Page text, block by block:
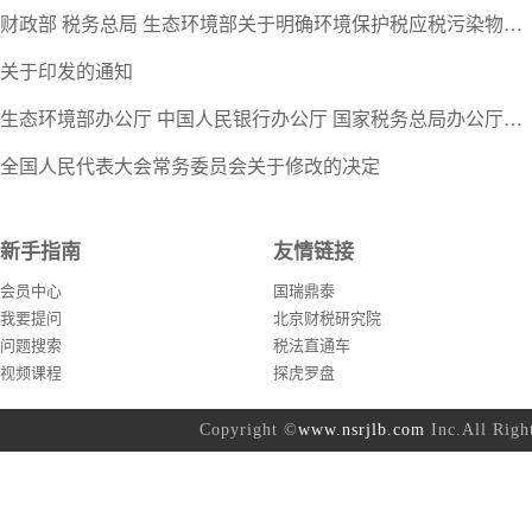
财政部 税务总局 生态环境部关于明确环境保护税应税污染物适用等有关问题的…
关于印发的通知
生态环境部办公厅 中国人民银行办公厅 国家税务总局办公厅关于加强重点行业…
全国人民代表大会常务委员会关于修改的决定
新手指南
会员中心
我要提问
问题搜索
视频课程
友情链接
国瑞鼎泰
北京财税研究院
税法直通车
探虎罗盘
Copyright ©www.nsrjlb.com Inc.All